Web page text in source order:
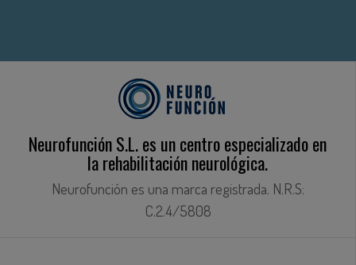
Neurofunción S.L. es un centro especializado en
la rehabilitación neurológica.
Neurofunción es una marca registrada. N.R.S:
C.2.4/5808